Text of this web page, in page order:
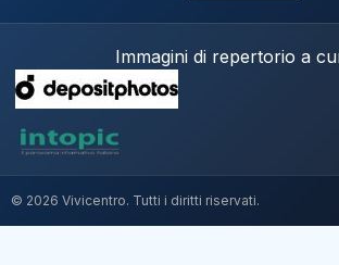
Immagini di repertorio a
© 2026 Vivicentro. Tutti i diritti riservati.